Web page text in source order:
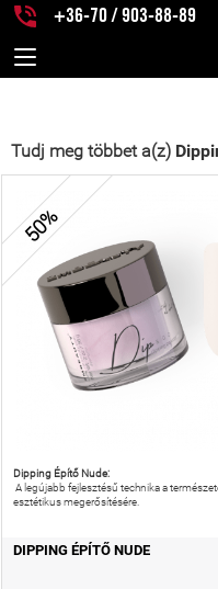
+36-70 / 903-88-89
Tudj meg többet a(z)
50%
Dipping Építő Nude:
A legújabb fejlesztésű technika a
esztétikus megerősítésére.
DIPPING ÉPÍTŐ NUDE